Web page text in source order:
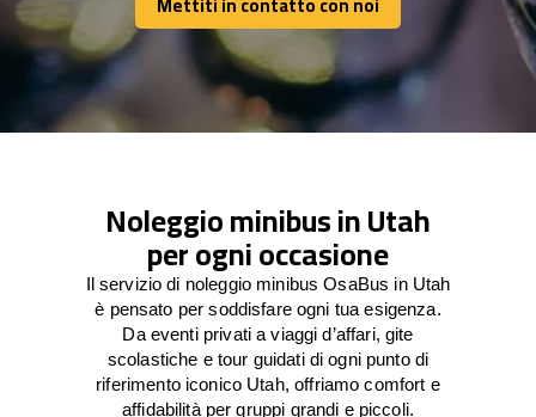
Mettiti in contatto con noi
Noleggio minibus in Utah
per ogni occasione
Il servizio di noleggio minibus OsaBus in Utah
è pensato per soddisfare ogni tua esigenza.
Da eventi privati a viaggi d’affari, gite
scolastiche e tour guidati di ogni punto di
riferimento iconico Utah, offriamo comfort e
affidabilità per gruppi grandi e piccoli.